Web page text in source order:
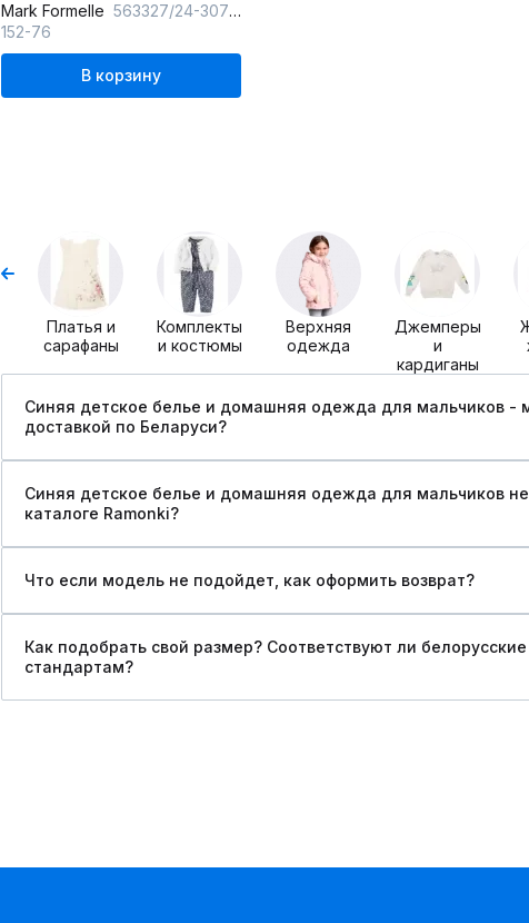
Mark Formelle 563327/24-30792ПП-0 малахит_мишки_на_неви_3_сл_на_пол
152-76
В корзину
Платья и
сарафаны
Комплекты
и костюмы
Верхняя
одежда
Джемперы
и
кардиганы
Синяя детское белье и домашняя одежда для мальчиков -
доставкой по Беларуси?
Синяя детское белье и домашняя одежда для мальчиков
каталоге Ramonki?
Что если модель не подойдет, как оформить возврат?
Как подобрать свой размер? Соответствуют ли
стандартам?